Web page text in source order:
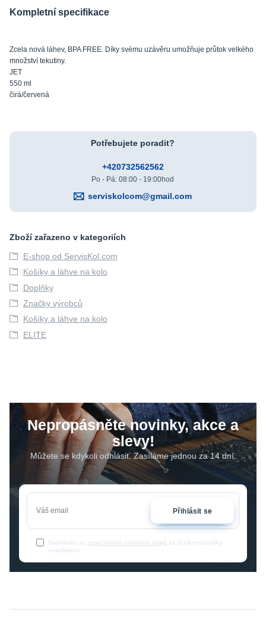
Kompletní specifikace
Zcela nová láhev, BPA FREE. Díky svému uzávěru umožňuje průtok velkého
množství tekutiny.
JET
550 ml
čirá/červená
Potřebujete poradit?
+420732562562
Po - Pá: 08:00 - 19:00hod
serviskolcom@gmail.com
Zboží zařazeno v kategoriích
E-shop od ServisKol.com
Košíky a láhve na kolo
Doplňky
Značky výrobců
Košíky a láhve na kolo
ELITE
Nepropásněte novinky, akce a
slevy!
Můžete se kdykoli odhlásit. Zasíláme jednou za 14 dní.
Přihlásit se
Souhlasím se zpracováním osobních údajů za účelem rozesílky
newsletteru.